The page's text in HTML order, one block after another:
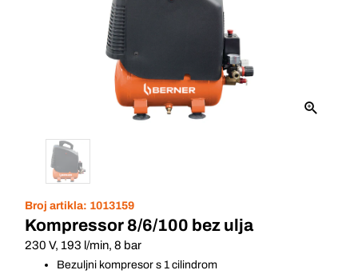
Broj artikla: 1013159
Kompressor 8/6/100 bez ulja
230 V, 193 l/min, 8 bar
Bezuljni kompresor s 1 cilindrom